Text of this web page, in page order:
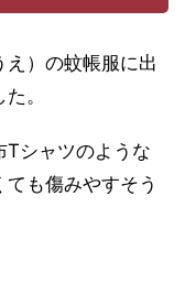
）の蚊帳服に出
。
Tシャツのような
も傷みやすそう